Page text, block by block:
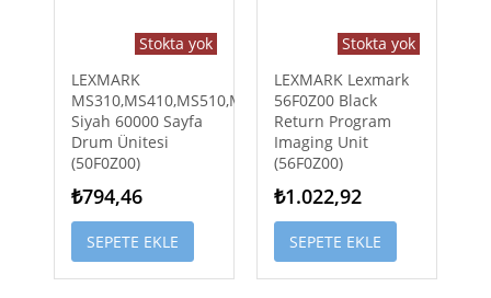
Stokta yok
LEXMARK
MS310,MS410,MS510,MS610
Siyah 60000 Sayfa
Drum Ünitesi
(50F0Z00)
₺794,46
SEPETE EKLE
Stokta yok
LEXMARK Lexmark
56F0Z00 Black
Return Program
Imaging Unit
(56F0Z00)
₺1.022,92
SEPETE EKLE